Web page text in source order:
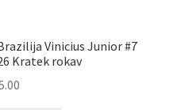
Vinicius Junior #7
Kratek rokav